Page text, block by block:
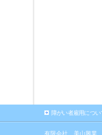
障がい者雇用につい
有限会社 美山興業